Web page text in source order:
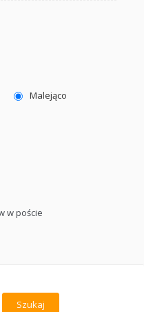
Malejąco
w poście